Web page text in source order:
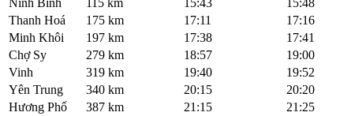
Ninh Bình
115 km 15:43 15:48
Thanh Hoá
175 km 17:11 17:16
Minh Khôi
197 km 17:38 17:41
Chợ Sy
279 km 18:57 19:00
Vinh
319 km 19:40 19:52
Yên Trung
340 km 20:15 20:20
Hương Phố
387 km 21:15 21:25